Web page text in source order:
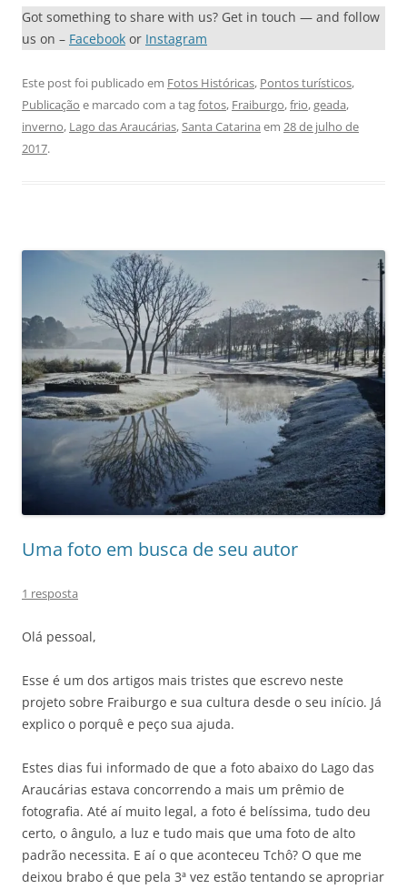
Got something to share with us? Get in touch — and follow
us on – Facebook or Instagram
Este post foi publicado em Fotos Históricas, Pontos turísticos,
Publicação e marcado com a tagfotos, Fraiburgo,frio,geada,
inverno, Lago das Araucárias,Santa Catarina em 28 de julho de
2017.
Uma foto em busca de seu autor
1 resposta
Olá pessoal,
Esse é um dos artigos mais tristes que escrevo neste
projeto sobre Fraiburgo e sua cultura desde o seu início. Já
explico o porquê e peço sua ajuda.
Estes dias fui informado de que a foto abaixo do Lago das
Araucárias estava concorrendo a mais um prêmio de
fotografia. Até aí muito legal, a foto é belíssima, tudo deu
certo, o ângulo, a luz e tudo mais que uma foto de alto
padrão necessita. E aí o que aconteceu Tchô? O que me
deixou brabo é que pela 3ª vez estão tentando se apropriar